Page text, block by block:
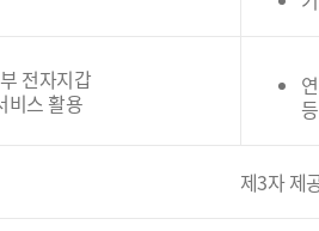
전자지갑
비스 활용
등
제3자 제